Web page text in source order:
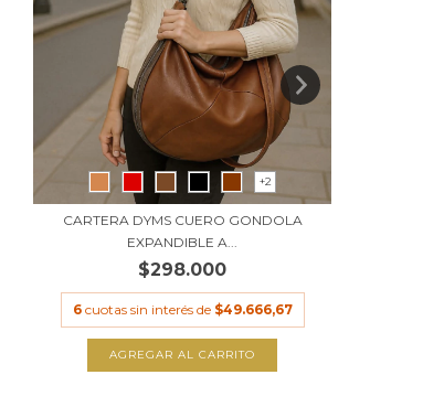
+2
CARTERA DYMS CUERO GONDOLA
EXPANDIBLE A...
$298.000
6 cuotas sin interés de $49.666,67
AGREGAR AL CARRITO